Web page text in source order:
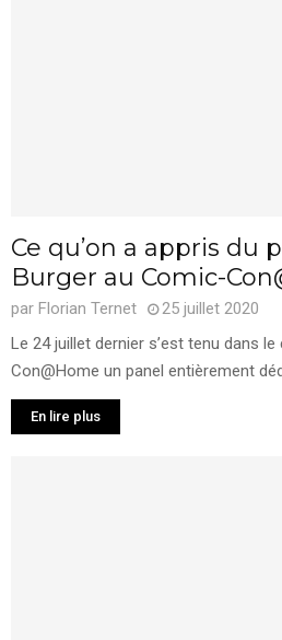
Ce qu’on a appris du
Burger au Comic-
par Florian Ternet
25 juillet 2020
Le 24 juillet dernier s’est tenu dans
Con@Home un panel entièrement
En lire plus